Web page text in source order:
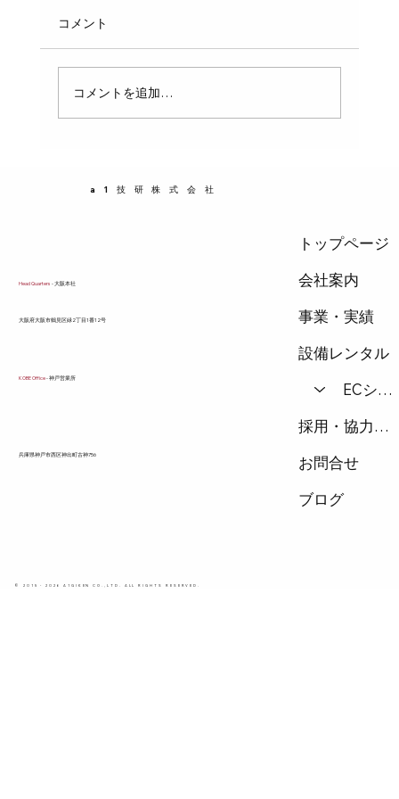
給水・排水工事は、私たちの生活に欠かせない
インフラの一部です。日本では、これらの工事
を行う業者に対して「指定給水・排水工事業者
証」という資格証明が求められています。この
しく解説します。 指定給水・排水工事業者証と
コメント
コメントを追加…
a1技研株式会社
Head Quarters- 大阪本社
​大阪府大阪市鶴見区緑2丁目1番12号
KOBE Office- 神戸営業所
兵庫県神戸市西区神出町古神756
© 2015 - 2026 A1GIKEN CO.,LTD. ALL RIGHTS RESERVED.
トップページ
会社案内
事業・実績
設備レンタル
ECショップ
採用・協力会社
お問合せ
ブログ